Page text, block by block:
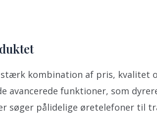
stærk kombination af pris, kvalitet
avancerede funktioner, som
søger pålidelige øretelefoner til